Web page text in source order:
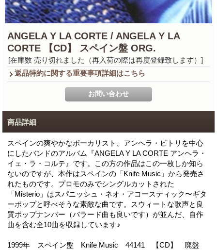
ANGELA Y LA CORTE / ANGELA Y LA
CORTE 【CD】 スペイン盤 ORG.
[在庫数 売り切れました（再入荷の際は再度登録致します）]
返品特約に関する重要事項詳細はこちら
商品詳細
スペインの爽やかなボーカリスト、アンヘラ・ビトリを中心
にしたバンドのアルバム『ANGELA Y LA CORTE アンヘラ・
イェ・ラ・コルテ』です。この方の作品はこの一枚しか知ら
ないのですが、本作はスペインの「Knife Music」から発売さ
れたものです。プロモのみでシングルカットされた
「Misterio」はスパニッシュ・ネオ・アコースティック〜ギタ
ーポップと呼べそうな素敵な曲です。スウィートな歌声と良
質ポップナンバー（バラード曲も良いです）が並んだ、自作
曲を含む全10曲を収録しています♪
1999年 スペイン盤 Knife Music 44141 【CD】 廃盤